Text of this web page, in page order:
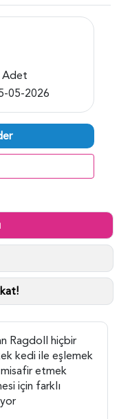
Adet
05-2026
Ragdoll hiçbir
kedi ile eşlemek
etmek
için farklı